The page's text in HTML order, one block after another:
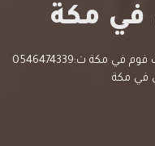
في مكة
أحدث ديكورات فوم في مكة ت:0546474339
في مكة